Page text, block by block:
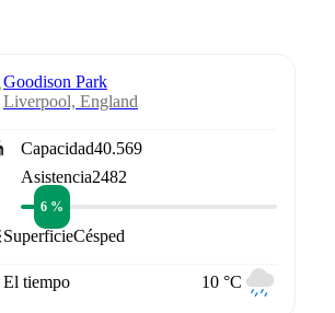
Goodison Park
Liverpool, England
Capacidad40.569
Asistencia2482
6 %
SuperficieCésped
El tiempo 10 °C